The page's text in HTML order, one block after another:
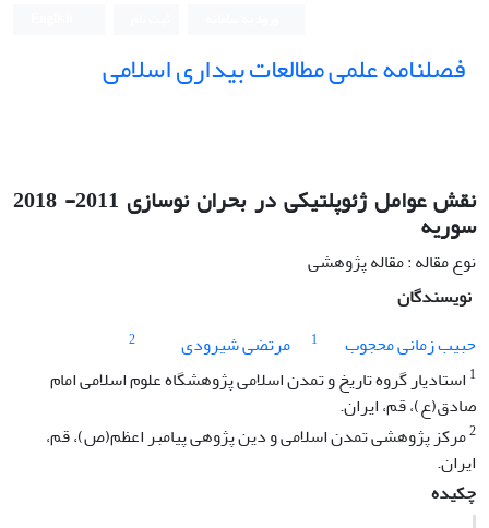
فصلنامه علمی مطالعات بیداری اسلامی
نقش عوامل ژئوپلتیکی در بحران نوسازی 2011- 2018
سوریه
نوع مقاله : مقاله پژوهشی
نویسندگان
حبیب زمانی محجوب
1 مرتضی شیرودی
2
1 استادیار گروه تاریخ و تمدن اسلامی پژوهشگاه علوم اسلامی امام
صادق(ع)، قم، ایران.
2مرکز پژوهشی تمدن اسلامی و دین پژوهی پیامبر اعظم(ص)، قم،
ایران.
چکیده